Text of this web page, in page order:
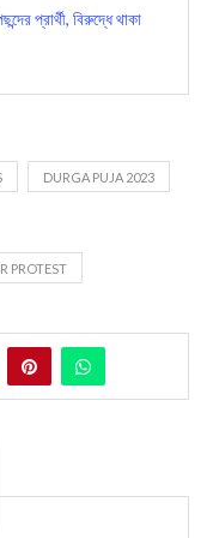
প্রার্থী, বিরুদ্ধে থাকা
DURGA PUJA 2023
PROTEST